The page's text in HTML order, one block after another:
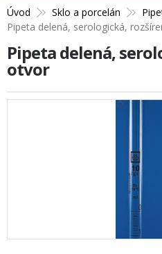
Úvod Sklo a porcelán
Pipeta delená, serologická,
Pipeta delená,
otvor